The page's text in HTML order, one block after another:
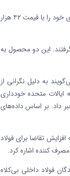
در طول هفته جاری روند ثابتی را بدون تغییر قیمت تجربه کرد؛ در نهایت این محصول آخرین روز کاری خود را با قیمت ۴۲ هزار
این دو محصول به
به دلیل نگرانی از
ایالات متحده خودداری
تا یکم فوریه خبر داد. بر اساس داده‌های
تقاضا برای فولاد
کننده اشاره کرد.
فولاد داخلی بی‌کلاه